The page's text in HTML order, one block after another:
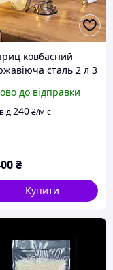
ковбасний
сталь 2 л 3
виготовлення
ковбаси
до відправки
від240₴/міс
₴
Купити